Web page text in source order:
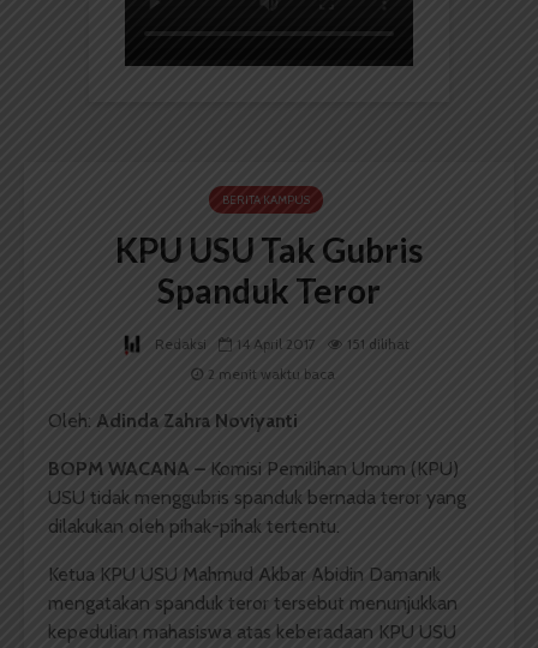
BERITA KAMPUS
KPU USU Tak Gubris
Spanduk Teror
Redaksi 14 April 2017
151 dilihat
2 menit waktu baca
Oleh: Adinda Zahra Noviyanti
BOPM WACANA – Komisi Pemilihan Umum (KPU)
USU tidak menggubris spanduk bernada teror yang
dilakukan oleh pihak-pihak tertentu.
Ketua KPU USU Mahmud Akbar Abidin Damanik
mengatakan spanduk teror tersebut menunjukkan
kepedulian mahasiswa atas keberadaan KPU USU